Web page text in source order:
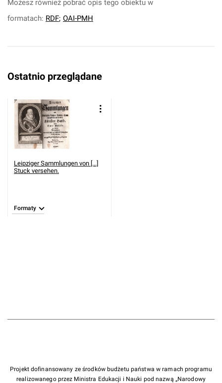
Możesz również pobrać opis tego obiektu w
formatach: RDF; OAI-PMH
Ostatnio przeglądane
Leipziger Sammlungen von [...]
Stuck versehen.
Formaty
Projekt dofinansowany ze środków budżetu państwa w ramach programu
realizowanego przez Ministra Edukacji i Nauki pod nazwą „Narodowy